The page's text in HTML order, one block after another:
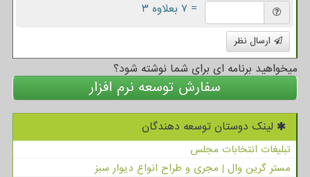
= ۷ بعلاوه ۳
ارسال نظر
میخواهید برنامه ای برای شما نوشته شود؟
سفارش توسعه نرم افزار
لینک دوستان توسعه دهندگان
تبلیغات انتخابات مجلس
مستر گرین وال | مجری و طراح انواع دیوار سبز